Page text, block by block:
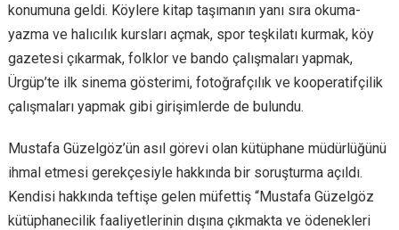
konumuna geldi. Köylere kitap taşımanın yanı sıra okuma-
yazma ve halıcılık kursları açmak, spor teşkilatı kurmak, köy
gazetesi çıkarmak, folklor ve bando çalışmaları yapmak,
Ürgüp’te ilk sinema gösterimi, fotoğrafçılık ve kooperatifçilik
çalışmaları yapmak gibi girişimlerde de bulundu.
Mustafa Güzelgöz’ün asıl görevi olan kütüphane müdürlüğünü
ihmal etmesi gerekçesiyle hakkında bir soruşturma açıldı.
Kendisi hakkında teftişe gelen müfettiş “Mustafa Güzelgöz
kütüphanecilik faaliyetlerinin dışına çıkmakta ve ödenekleri